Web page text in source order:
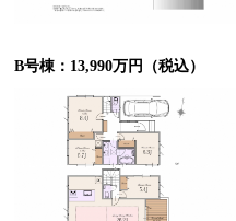
B号棟：13,990万円（税込）